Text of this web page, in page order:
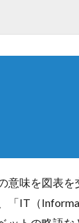
意味を図表を
「IT（